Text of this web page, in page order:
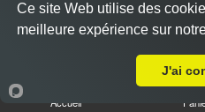
Accueil
Ce site Web utilise des
meilleure expérience sur
J'ai